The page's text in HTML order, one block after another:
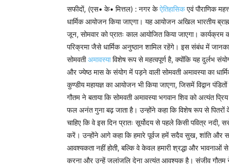
सफीदों, (एस• के• मित्तल) : नगर केऐतिहासिकएवं पौराणिक
धार्मिक आयोजन किया जाएगा। यह आयोजन अखिल भारतीय
जून, सोमवार को प्रातः काल आयोजित किया जाएगा।
परिक्रमा जैसे धार्मिक अनुष्ठान शामिल रहेंगे। इस संबंध में
सोमवतीअमावस्याविशेष रूप से महत्वपूर्ण है, क्योंकि यह दुर्लभ
और ज्येष्ठ मास के संयोग में पड़ने वाली सोमवती अमावस्या का
कुण्डीय महायज्ञ का आयोजन भी किया जाएगा, जिसमें विद्वान
गौतम ने बताया कि सोमवती अमावस्या भगवान शिव को अत्यंत
फल अनंत गुना बढ़ जाता है। उन्होंने कहा कि विशेष रूप से
चाहिए कि वे इस दिन प्रातः सूर्योदय से पहले किसी पवित्र
करें। उन्होंने आगे कहा कि हमारे पूर्वज हमें सदैव सुख, शांति और
आवश्यकता नहीं होती, बल्कि वे केवल हमारी श्रद्धा और
करना और उन्हें जलांजलि देना अत्यंत आवश्यक है। संजीव